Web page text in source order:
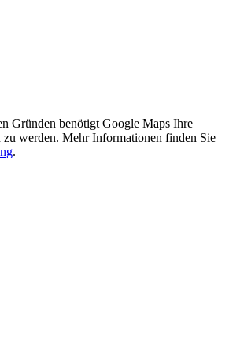
Gründen benötigt Google Maps Ihre
werden. Mehr Informationen finden Sie
.